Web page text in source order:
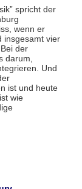
spricht der
wenn er
insgesamt vier
der
darum,
Und
ist und heute
wie